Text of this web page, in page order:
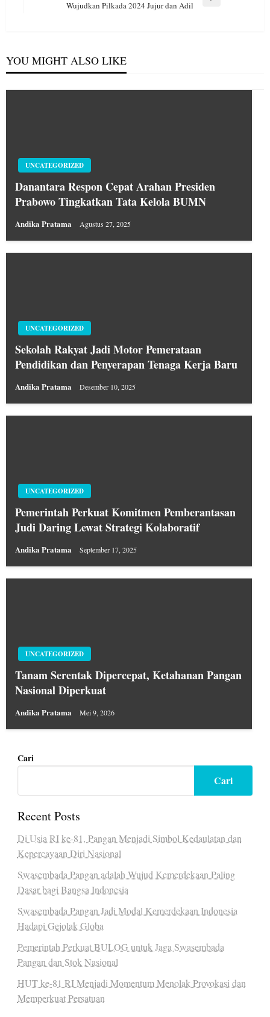
Wujudkan Pilkada 2024 Jujur dan Adil
YOU MIGHT ALSO LIKE
UNCATEGORIZED
Danantara Respon Cepat Arahan Presiden
Prabowo Tingkatkan Tata Kelola BUMN
Andika Pratama Agustus 27, 2025
UNCATEGORIZED
Sekolah Rakyat Jadi Motor Pemerataan
Pendidikan dan Penyerapan Tenaga Kerja Baru
Andika Pratama Desember 10, 2025
UNCATEGORIZED
Pemerintah Perkuat Komitmen Pemberantasan
Judi Daring Lewat Strategi Kolaboratif
Andika Pratama September 17, 2025
UNCATEGORIZED
Tanam Serentak Dipercepat, Ketahanan Pangan
Nasional Diperkuat
Andika Pratama Mei 9, 2026
Cari
Cari
Recent Posts
Di Usia RI ke-81, Pangan Menjadi Simbol Kedaulatan dan
Kepercayaan Diri Nasional
Swasembada Pangan adalah Wujud Kemerdekaan Paling
Dasar bagi Bangsa Indonesia
Swasembada Pangan Jadi Modal Kemerdekaan Indonesia
Hadapi Gejolak Globa
Pemerintah Perkuat BULOG untuk Jaga Swasembada
Pangan dan Stok Nasional
HUT ke-81 RI Menjadi Momentum Menolak Provokasi dan
Memperkuat Persatuan